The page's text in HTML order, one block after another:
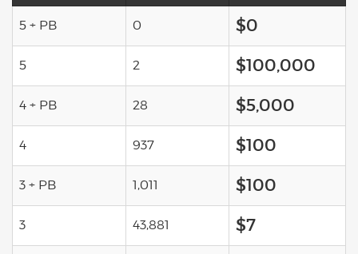
5 + PB 0 $0
5 2 $100,000
4 + PB 28 $5,000
4 937 $100
3 + PB 1,011 $100
3 43,881 $7